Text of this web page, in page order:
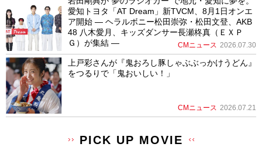
愛知トヨタ「AT Dream」新TVCM、8月1日オンエ
ア開始 ― ヘラルボニー松田崇弥・松田文登、AKB
48 八木愛月、キッズダンサー長瀬柊真（ＥＸＰ
Ｇ）が集結 ―
CMニュース 2026.07.30
上戸彩さんが『鬼おろし豚しゃぶぶっかけうどん』
をつるりで「鬼おいしい！」
CMニュース 2026.07.21
PICK UP MOVIE